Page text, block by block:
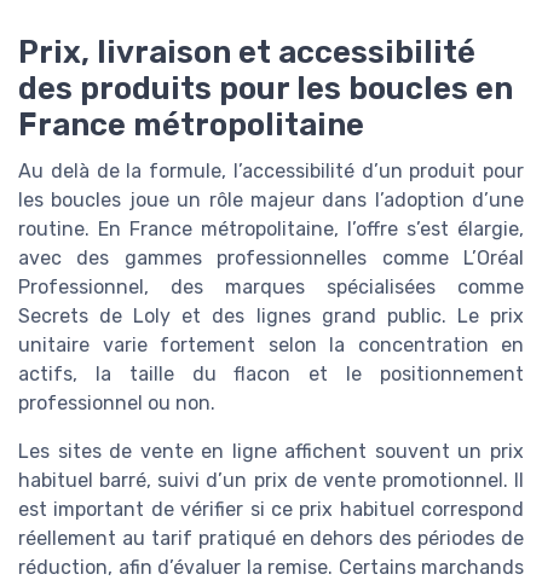
Prix, livraison et accessibilité
des produits pour les boucles en
France métropolitaine
Au delà de la formule, l’accessibilité d’un produit pour
les boucles joue un rôle majeur dans l’adoption d’une
routine. En France métropolitaine, l’offre s’est élargie,
avec des gammes professionnelles comme L’Oréal
Professionnel, des marques spécialisées comme
Secrets de Loly et des lignes grand public. Le prix
unitaire varie fortement selon la concentration en
actifs, la taille du flacon et le positionnement
professionnel ou non.
Les sites de vente en ligne affichent souvent un prix
habituel barré, suivi d’un prix de vente promotionnel. Il
est important de vérifier si ce prix habituel correspond
réellement au tarif pratiqué en dehors des périodes de
réduction, afin d’évaluer la remise. Certains marchands